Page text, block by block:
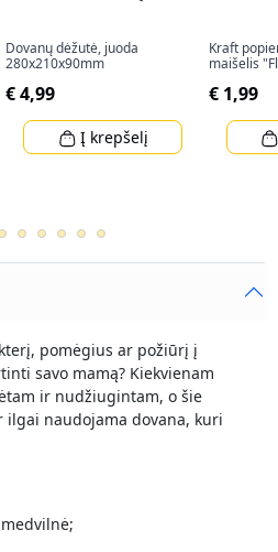
Dovanų dėžutė, juoda
280x210x90mm
€ 4,99
Į krepšelį
Kraft
maišelis
€ 1,99
pomėgius ar požiūrį į
savo mamą? Kiekvienam
ir nudžiugintam, o šie
naudojama dovana, kuri